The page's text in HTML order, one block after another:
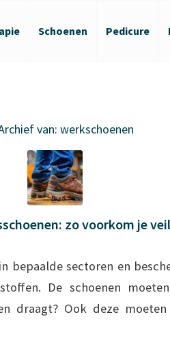
Schoenen Pedicure
van: werkschoenen
zo voorkom je
bepaalde sectoren en
De schoenen
draagt? Ook deze moeten